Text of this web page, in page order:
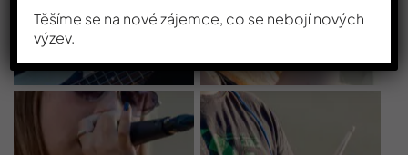
Těšíme se na nové zájemce, co se nebojí nových
výzev.